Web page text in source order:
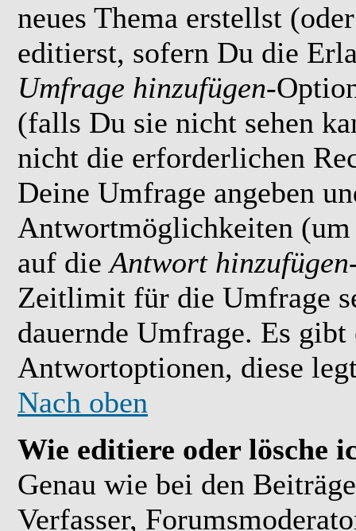
neues Thema erstellst
editierst, sofern Du die
Umfrage hinzufügen-
(falls Du sie nicht sehen
nicht die erforderlichen
Deine Umfrage angeben
Antwortmöglichkeiten
auf dieAntwort hinzufügen
Zeitlimit für die Umfrage
dauernde Umfrage. Es
Antwortoptionen, diese
Nach oben
Wie editiere oder lösche
Genau wie bei den
Verfasser,